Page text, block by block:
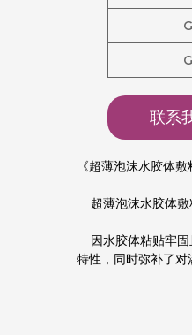
联系
《超薄泡沫水胶体敷
超薄泡沫水胶体敷
因水胶体粘贴牢固
特性，同时弥补了对